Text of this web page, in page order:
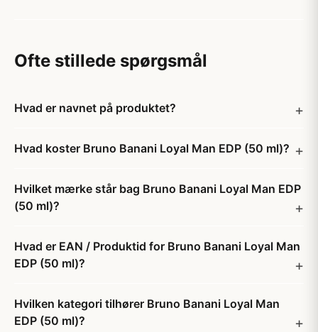
Ofte stillede spørgsmål
Hvad er navnet på produktet?
Hvad koster Bruno Banani Loyal Man EDP (50 ml)?
Hvilket mærke står bag Bruno Banani Loyal Man EDP
(50 ml)?
Hvad er EAN / Produktid for Bruno Banani Loyal Man
EDP (50 ml)?
Hvilken kategori tilhører Bruno Banani Loyal Man
EDP (50 ml)?